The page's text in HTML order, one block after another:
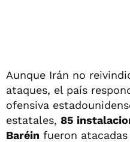
Aunque Irán no
ataques, el país
ofensiva
estatales, 85
Baréin fueron